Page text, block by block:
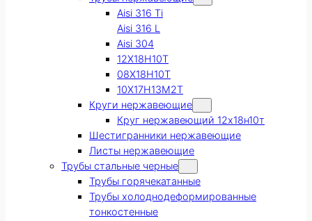
Aisi 316 Ti
Aisi 316 L
Aisi 304
12Х18Н10Т
08Х18Н10Т
10Х17Н13М2Т
Круги нержавеющие
Круг нержавеющий 12х18н10т
Шестигранники нержавеющие
Листы нержавеющие
Трубы стальные черные
Трубы горячекатанные
Трубы холоднодеформированные
тонкостенные